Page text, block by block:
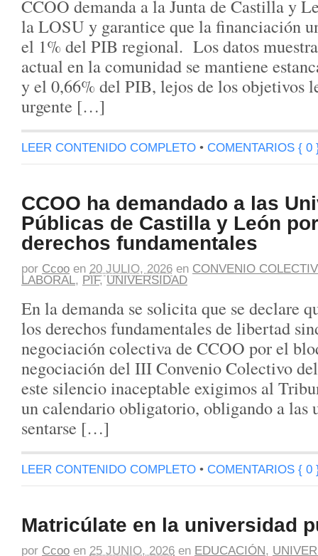
CCOO demanda a la Junta de Castilla y
la LOSU y garantice que la financiación
el 1% del PIB regional. Los datos
actual en la comunidad se mantiene
y el 0,66% del PIB, lejos de los objetivos
urgente […]
LEER CONTENIDO COMPLETO • COMENTARIOS { 0
CCOO ha demandado a las
Públicas de Castilla y León
derechos fundamentales
por Ccoo en 20 JULIO, 2026 en CONVENIO
LABORAL, PIF,UNIVERSIDAD
En la demanda se solicita que se declare
los derechos fundamentales de libertad
negociación colectiva de CCOO por el
negociación del III Convenio Colectivo
este silencio inaceptable exigimos al
un calendario obligatorio, obligando a las
sentarse […]
LEER CONTENIDO COMPLETO • COMENTARIOS { 0
Matricúlate en la universidad
por Ccoo en 25 JUNIO, 2026 en EDUCACIÓN,